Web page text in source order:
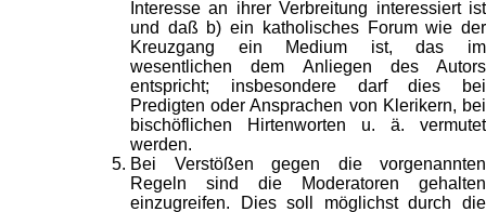
Interesse an ihrer Verbreitung interessiert ist
und daß b) ein katholisches Forum wie der
Kreuzgang ein Medium ist, das im
wesentlichen dem Anliegen des Autors
entspricht; insbesondere darf dies bei
Predigten oder Ansprachen von Klerikern, bei
bischöflichen Hirtenworten u. ä. vermutet
werden.
Bei Verstößen gegen die vorgenannten
Regeln sind die Moderatoren gehalten
einzugreifen. Dies soll möglichst durch die